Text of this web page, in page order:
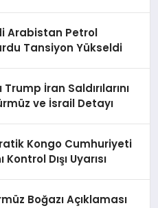
Arabistan Petrol
Tansiyon Yükseldi
Trump İran Saldırılarını
ve İsrail Detayı
Kongo Cumhuriyeti
Kontrol Dışı Uyarısı
Boğazı Açıklaması